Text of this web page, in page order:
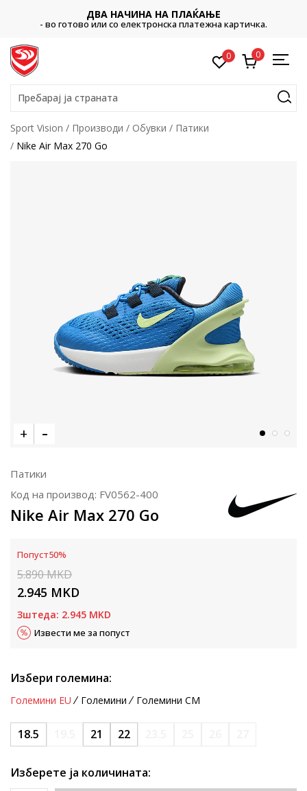
ДВА НАЧИНА НА ПЛАЌАЊЕ
- во готово или со електронска платежна картичка.
0 0
Пребарај ја страната
Sport Vision Производи Обувки
Патики
Nike Air Max 270 Go
Патики
Код на производ: FV0562-400
Nike Air Max 270 Go
Попуст50%
5.890MKD
2.945 MKD
Зштеда: 2.945 MKD
Извести ме за попуст
Избери големина:
Големини EU Големини Големини CM
18.5 21 22
Изберете ја количината: